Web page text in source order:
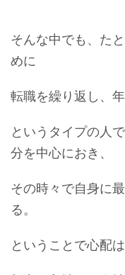
そんな中でも、た
めに
転職を繰り返し、
というタイプの人
分を中心におき、
その時々で自身に
る。
ということで心配